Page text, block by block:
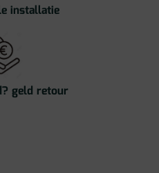
installatie
geld retour